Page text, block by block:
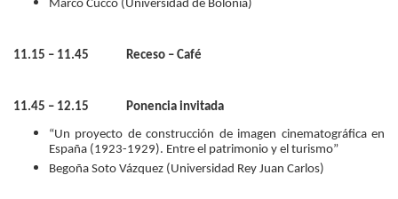
Marco Cucco (Universidad de Bolonia)
11.15 – 11.45 Receso – Café
11.45 – 12.15 Ponencia invitada
“Un proyecto de construcción de imagen cinematográfica en
España (1923-1929). Entre el patrimonio y el turismo”
Begoña Soto Vázquez (Universidad Rey Juan Carlos)